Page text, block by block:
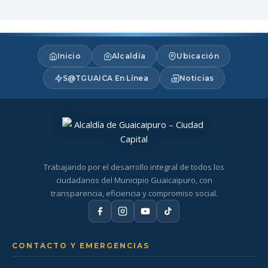
Inicio Alcaldía Ubicación
S@TGUAICA En Línea Noticias
Trabajando por el desarrollo integral de todos los
ciudadanos del Municipio Guaicaipuro, con
transparencia, eficiencia y compromiso social.
CONTACTO Y EMERGENCIAS